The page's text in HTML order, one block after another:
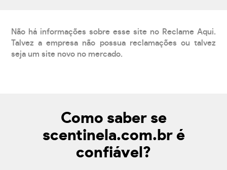
Não há informações sobre esse site no Reclame Aqui.
Talvez a empresa não possua reclamações ou talvez
seja um site novo no mercado.
Como saber se
scentinela.com.br é
confiável?